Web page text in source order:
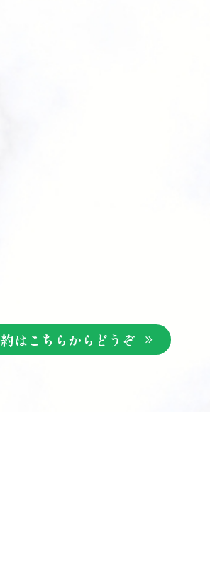
はこちらからどうぞ